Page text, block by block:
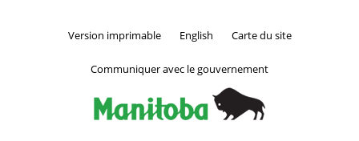
Version imprimable English Carte du site
Communiquer avec le gouvernement